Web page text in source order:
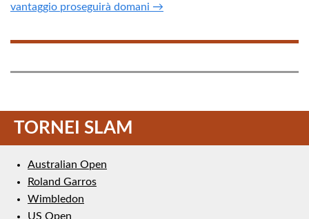
vantaggio proseguirà domani →
TORNEI SLAM
Australian Open
Roland Garros
Wimbledon
US Open